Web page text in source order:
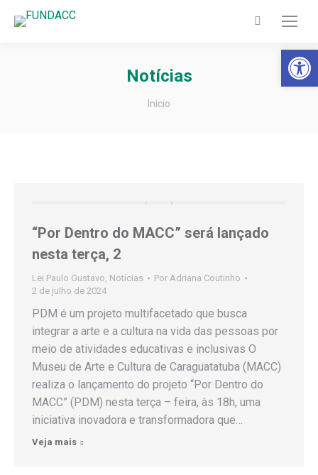
Barra de
Search:
Notícias
Você está aqui:
Início
“Por Dentro do MACC” será lançado
nesta terça, 2
Lei Paulo Gustavo, Notícias Por Adriana Coutinho
2 de julho de 2024
PDM é um projeto multifacetado que busca
integrar a arte e a cultura na vida das pessoas por
meio de atividades educativas e inclusivas O
Museu de Arte e Cultura de Caraguatatuba (MACC)
realiza o lançamento do projeto “Por Dentro do
MACC” (PDM) nesta terça – feira, às 18h, uma
iniciativa inovadora e transformadora que…
Veja mais